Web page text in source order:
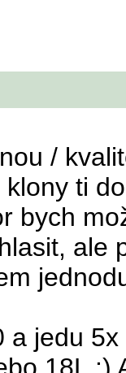
/
ti
bych
ale
a jedu